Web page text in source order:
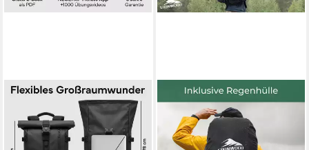
NEOLYMP
Rucksack Wasserdichter
Rolltop Backpack, Laptopfach,
Wet Case & Rückenzugriff,
STEINWOOD
Trekkingrucksack 70L,
Wanderrucksack, Backpacker-
Rucksack, Reiserucksack,